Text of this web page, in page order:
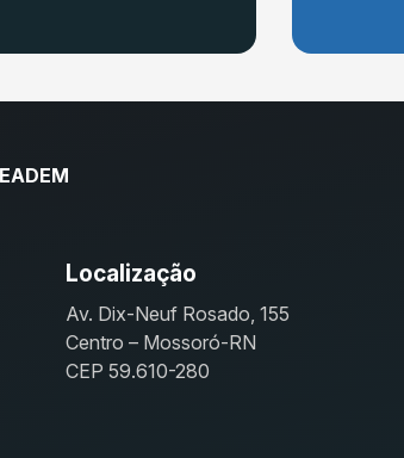
Localização
Av. Dix-Neuf Rosado, 155
Centro – Mossoró-RN
CEP 59.610-280